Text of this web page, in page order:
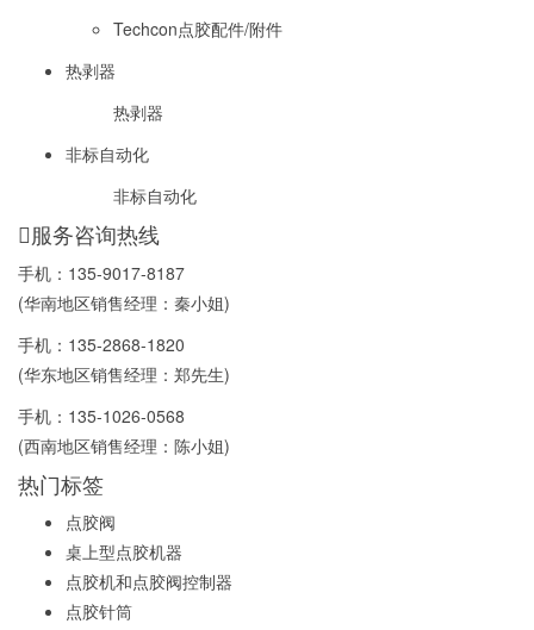
Techcon点胶配件/附件
热剥器
热剥器
非标自动化
非标自动化
服务咨询热线
手机： 135-9017-8187
(华南地区销售经理：秦小姐)
手机： 135-2868-1820
(华东地区销售经理：郑先生)
手机： 135-1026-0568
(西南地区销售经理：陈小姐)
热门标签
点胶阀
桌上型点胶机器
点胶机和点胶阀控制器
点胶针筒